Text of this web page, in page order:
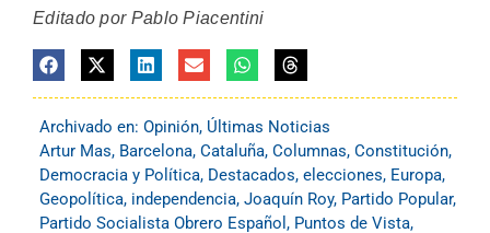
Editado por Pablo Piacentini
Archivado en: Opinión, Últimas Noticias
Artur Mas, Barcelona, Cataluña, Columnas, Constitución,
Democracia y Política, Destacados, elecciones, Europa,
Geopolítica, independencia, Joaquín Roy, Partido Popular,
Partido Socialista Obrero Español , Puntos de Vista,